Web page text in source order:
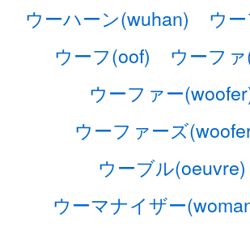
ウーハーン(wuhan)
ウ
ウーフ(oof)
ウーフ
ウーファー
ウーファーズ
ウーブル(oeuvre)
ウーマナイザー